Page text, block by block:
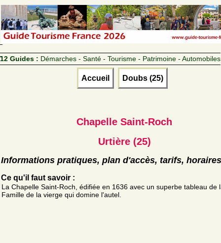
12 Guides : Démarches - Santé - Tourisme - Patrimoine - Automobiles
Accueil Doubs (25)
Chapelle Saint-Roch
Urtière (25)
Informations pratiques, plan d'accès, tarifs, horaires
Ce qu'il faut savoir :
La Chapelle Saint-Roch, édifiée en 1636 avec un superbe tableau de
Famille de la vierge qui domine l'autel.